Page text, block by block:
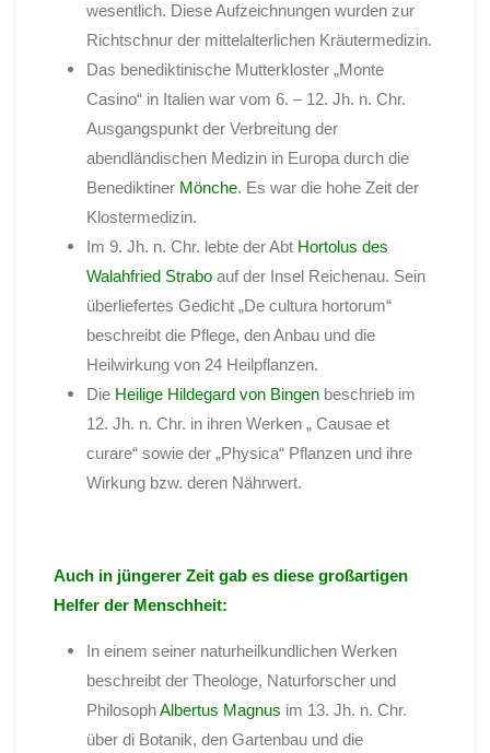
wesentlich. Diese Aufzeichnungen wurden zur
Richtschnur der mittelalterlichen Kräutermedizin.
Das benediktinische Mutterkloster „Monte
Casino“ in Italien war vom 6. – 12. Jh. n. Chr.
Ausgangspunkt der Verbreitung der
abendländischen Medizin in Europa durch die
Benediktiner Mönche. Es war die hohe Zeit der
Klostermedizin.
Im 9. Jh. n. Chr. lebte der Abt Hortolus des
Walahfried Straboauf der Insel Reichenau. Sein
überliefertes Gedicht „De cultura hortorum“
beschreibt die Pflege, den Anbau und die
Heilwirkung von 24 Heilpflanzen.
Die Heilige Hildegard von Bingen beschrieb im
12. Jh. n. Chr. in ihren Werken „ Causae et
curare“ sowie der „Physica“ Pflanzen und ihre
Wirkung bzw. deren Nährwert.
Auch in jüngerer Zeit gab es diese großartigen
Helfer der Menschheit:
In einem seiner naturheilkundlichen Werken
beschreibt der Theologe, Naturforscher und
PhilosophAlbertus Magnus im 13. Jh. n. Chr.
über di Botanik, den Gartenbau und die